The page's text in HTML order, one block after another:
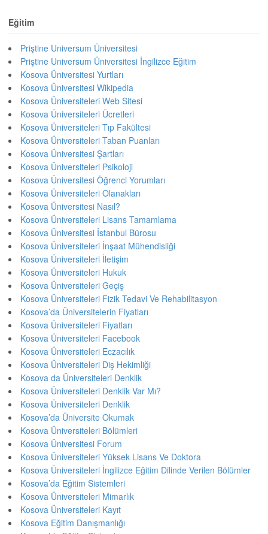
Eğitim
Priştine Universum Üniversitesi
Priştine Universum Üniversitesi İngilizce Eğitim
Kosova Üniversitesi Yurtları
Kosova Üniversitesi Wikipedia
Kosova Üniversiteleri Web Sitesi
Kosova Üniversiteleri Ücretleri
Kosova Üniversiteleri Tıp Fakültesi
Kosova Üniversiteleri Taban Puanları
Kosova Üniversitesi Şartları
Kosova Üniversiteleri Psikoloji
Kosova Üniversitesi Öğrenci Yorumları
Kosova Üniversiteleri Olanakları
Kosova Üniversitesi Nasıl?
Kosova Üniversiteleri Lisans Tamamlama
Kosova Üniversitesi İstanbul Bürosu
Kosova Üniversiteleri İnşaat Mühendisliği
Kosova Üniversiteleri İletişim
Kosova Üniversiteleri Hukuk
Kosova Üniversiteleri Geçiş
Kosova Üniversiteleri Fizik Tedavi Ve Rehabilitasyon
Kosova’da Üniversitelerin Fiyatları
Kosova Üniversiteleri Fiyatları
Kosova Üniversiteleri Facebook
Kosova Üniversiteleri Eczacılık
Kosova Üniversiteleri Diş Hekimliği
Kosova da Üniversiteleri Denklik
Kosova Üniversiteleri Denklik Var Mı?
Kosova Üniversiteleri Denklik
Kosova’da Üniversite Okumak
Kosova Üniversiteleri Bölümleri
Kosova Üniversitesi Forum
Kosova Üniversiteleri Yüksek Lisans Ve Doktora
Kosova Üniversiteleri İngilizce Eğitim Dilinde Verilen Bölümler
Kosova’da Eğitim Sistemleri
Kosova Üniversiteleri Mimarlık
Kosova Üniversiteleri Kayıt
Kosova Eğitim Danışmanlığı